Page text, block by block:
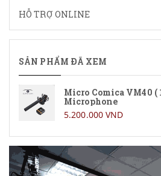
HỖ TRỢ ONLINE
SẢN PHẨM ĐÃ XEM
Micro Comica VM40 (
Microphone
5.200.000 VND